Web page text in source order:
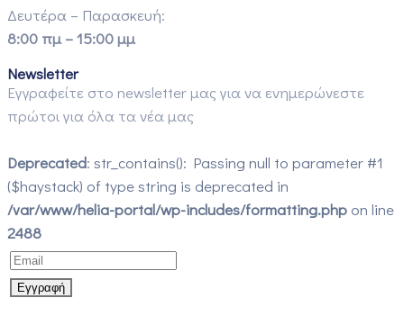
Δευτέρα – Παρασκευή:
8:00 πμ – 15:00 μμ
Newsletter
Εγγραφείτε στο newsletter μας για να ενημερώνεστε
πρώτοι για όλα τα νέα μας
Deprecated: str_contains(): Passing null to parameter #1
($haystack) of type string is deprecated in
/var/www/helia-portal/wp-includes/formatting.php on line
2488